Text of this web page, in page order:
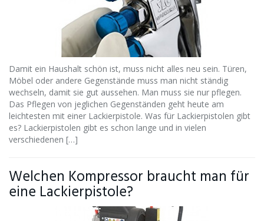
Damit ein Haushalt schön ist, muss nicht alles neu sein. Türen,
Möbel oder andere Gegenstände muss man nicht ständig
wechseln, damit sie gut aussehen. Man muss sie nur pflegen.
Das Pflegen von jeglichen Gegenständen geht heute am
leichtesten mit einer Lackierpistole. Was für Lackierpistolen gibt
es? Lackierpistolen gibt es schon lange und in vielen
verschiedenen […]
Welchen Kompressor braucht man für
eine Lackierpistole?